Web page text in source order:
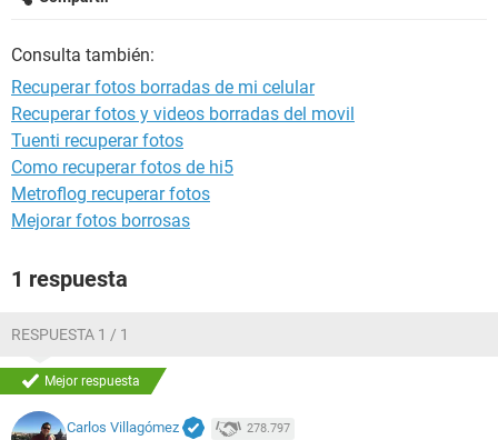
Consulta también:
Recuperar fotos borradas de mi celular
Recuperar fotos y videos borradas del movil
Tuenti recuperar fotos
Como recuperar fotos de hi5
Metroflog recuperar fotos
Mejorar fotos borrosas
1 respuesta
RESPUESTA 1 / 1
Mejor respuesta
Carlos Villagómez 278.797